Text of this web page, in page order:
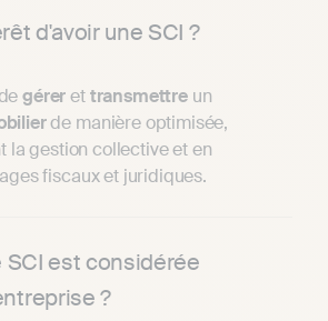
d'avoir une SCI ?
gérerettransmettreun
de manière optimisée,
la gestion collective et en
fiscaux et juridiques.
SCI est considérée
?